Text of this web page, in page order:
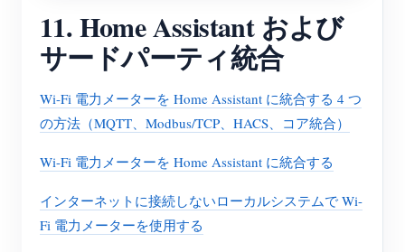
11. Home Assistant および
サードパーティ統合
Wi-Fi 電力メーターを Home Assistant に統合する 4 つ
の方法（MQTT、Modbus/TCP、HACS、コア統合）
Wi-Fi 電力メーターを Home Assistant に統合する
インターネットに接続しないローカルシステムで Wi-
Fi 電力メーターを使用する